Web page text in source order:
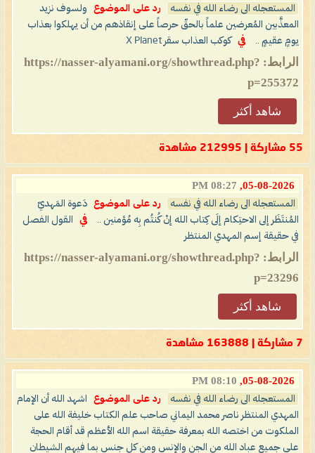
المستعجله الى رضاء الله في نفسه رد على الموضوع
ولسوف نزيد
المعذَّبين المُعرضين علماً بالحقّ حرصاً على إنقاذهم من أن يهلكوا بعذاب
يومٍ عقيمٍ ..
في كوكب العذاب سقر X Planet
الرابط: https://nasser-alyamani.org/showthread.php?
p=255372
شاهد أكثر
55 مشاركة | 212995 مشاهدة
05-08-2026,
08:27 PM
المستعجله الى رضاء الله في نفسه رد على الموضوع
دَعوة المَهديّ
المُنتَظَر إلى الاحتِكام إلَى كِتاب الله إنْ كُنتُم بِه مُؤمنين ..
في
القول الفصل
في حقيقة إسم المهدي المنتظر
الرابط: https://nasser-alyamani.org/showthread.php?
p=23296
شاهد أكثر
7 مشاركة | 163888 مشاهدة
05-08-2026,
08:10 PM
المستعجله الى رضاء الله في نفسه رد على الموضوع
اشهد الله أن الإمام
المهدي المنتظر ناصر محمد اليماني صاحب علم الكتاب خليفة الله على
الملكوت من اختصه الله بمعرفة حقيقة اسم الله الأعظم قد أقام الحجة
على جميع عباد الله من الجن والإنس ومن كل جنس بما فيهم الشيطان